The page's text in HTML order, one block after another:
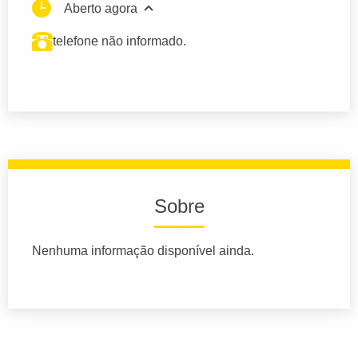
Aberto agora
telefone não informado.
Sobre
Nenhuma informação disponível ainda.